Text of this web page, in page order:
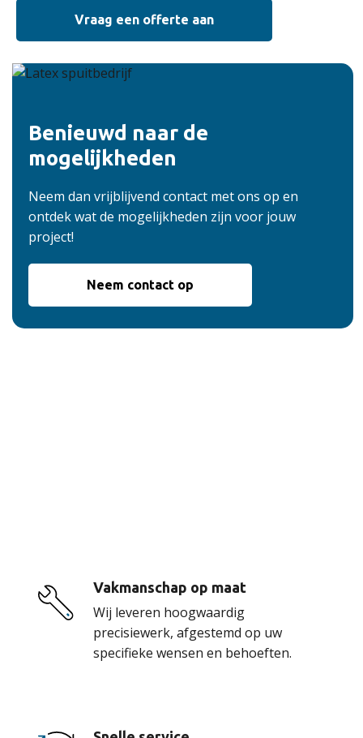
Vraag een offerte aan
Benieuwd naar de
mogelijkheden
Neem dan vrijblijvend contact met ons op en
ontdek wat de mogelijkheden zijn voor jouw
project!
Neem contact op
Vakmanschap op maat
Wij leveren hoogwaardig
precisiewerk, afgestemd op uw
specifieke wensen en behoeften.